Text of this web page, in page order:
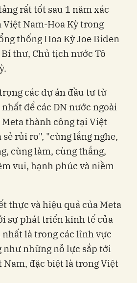
rất tốt sau 1 năm xác
Nam-Hoa Kỳ trong
thống Hoa Kỳ Joe Biden
Bí thư, Chủ tịch nước Tô
các dự án đầu tư từ
để các DN nước ngoài
thành công tại Việt
rủi ro", "cùng lắng nghe,
cùng làm, cùng thắng,
vui, hạnh phúc và niềm
thực và hiệu quả của Meta
sự phát triển kinh tế của
nhất là trong các lĩnh vực
như những nỗ lực sắp tới
đặc biệt là trong Việt